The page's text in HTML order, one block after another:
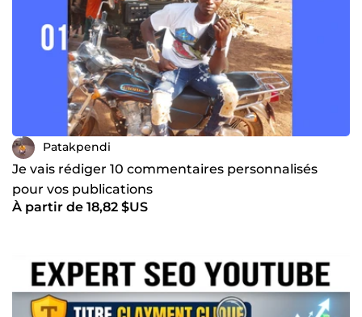
Patakpendi
Je vais rédiger 10 commentaires personnalisés
pour vos publications
À partir de 18,82 $US